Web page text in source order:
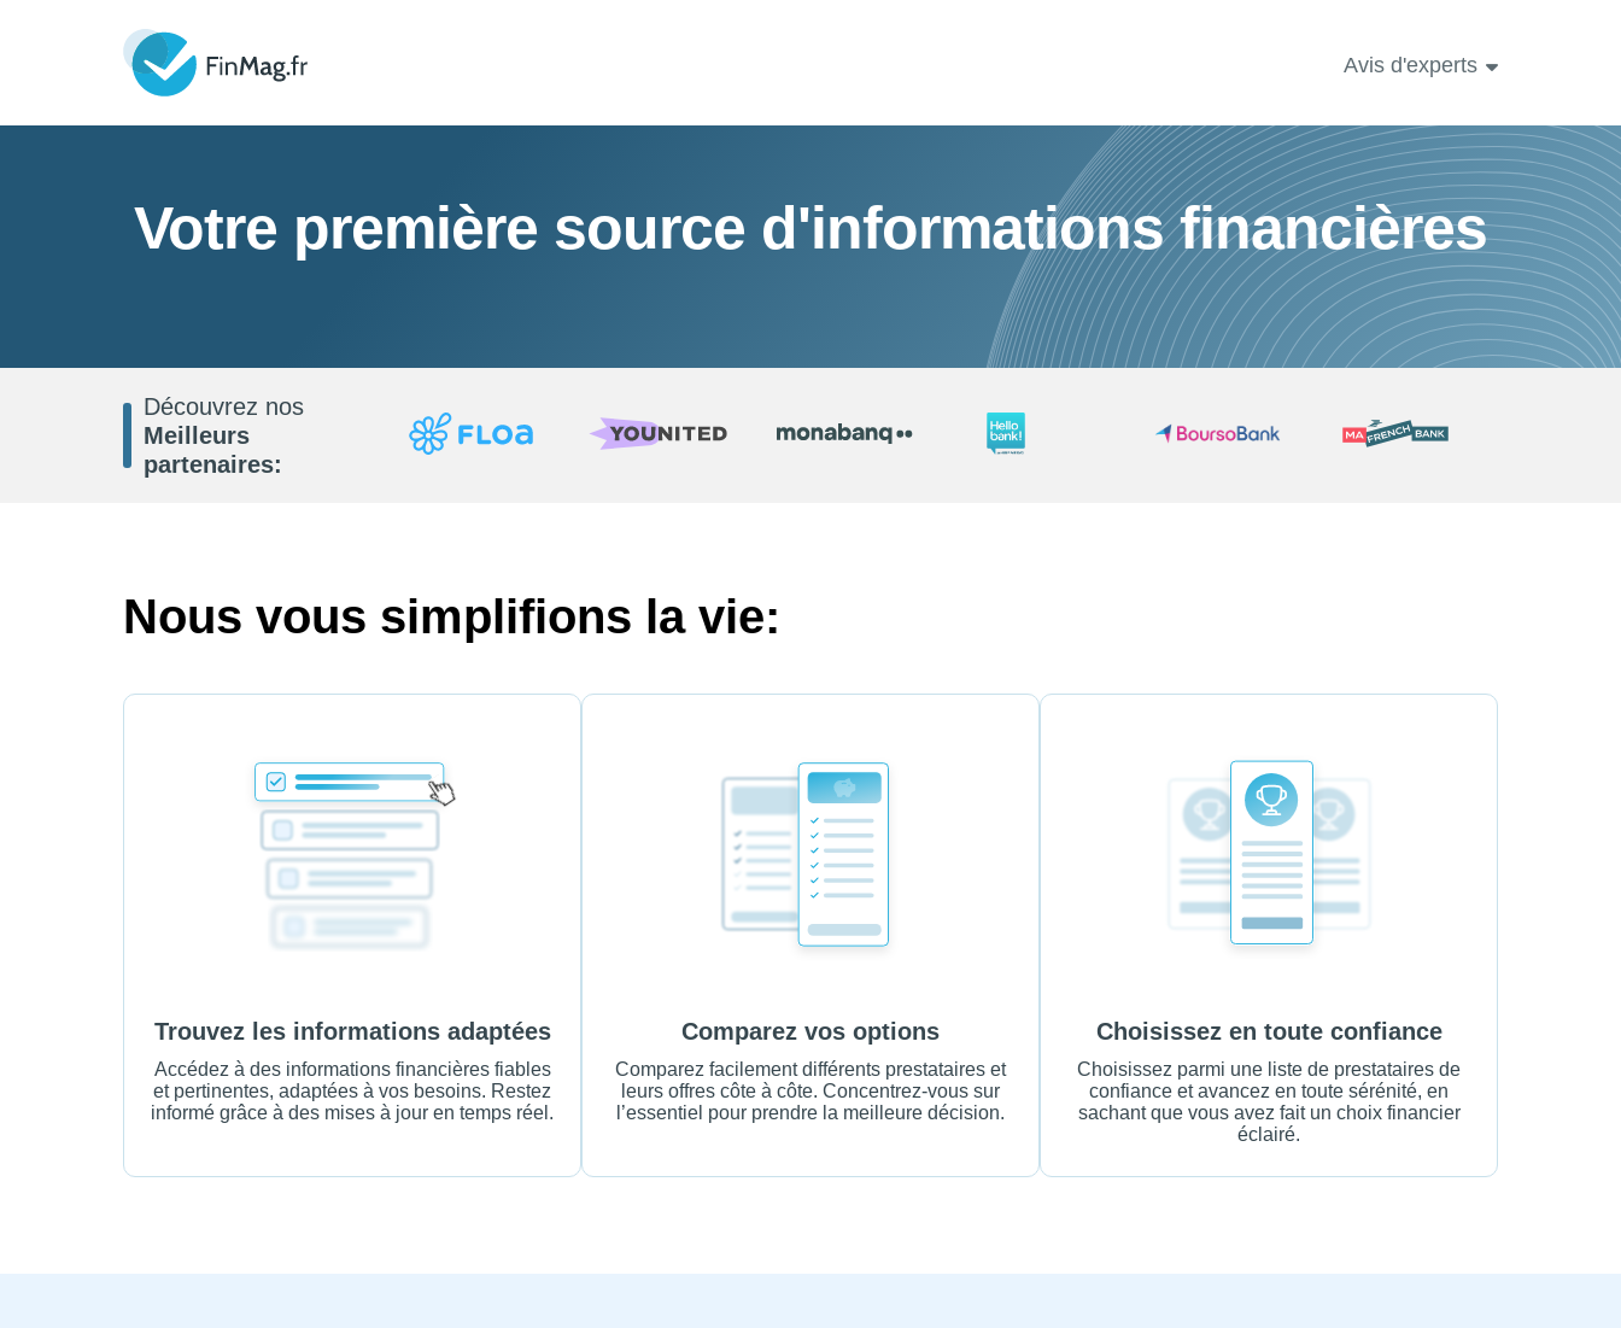
Avis d'experts
Votre première source d'informations financières
Découvrez nos
Meilleurs
partenaires:
Nous vous simplifions la vie:
Trouvez les informations adaptées
Accédez à des informations financières fiables
et pertinentes, adaptées à vos besoins. Restez
informé grâce à des mises à jour en temps réel.
Comparez vos options
Comparez facilement différents prestataires et
leurs offres côte à côte. Concentrez-vous sur
l’essentiel pour prendre la meilleure décision.
Choisissez en toute confiance
Choisissez parmi une liste de prestataires de
confiance et avancez en toute sérénité, en
sachant que vous avez fait un choix financier
éclairé.